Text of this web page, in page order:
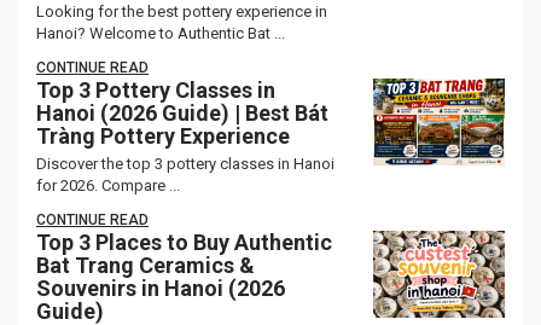
Looking for the best pottery experience in
Hanoi? Welcome to Authentic Bat ...
CONTINUE READ
Top 3 Pottery Classes in
Hanoi (2026 Guide) | Best Bát
Tràng Pottery Experience
Discover the top 3 pottery classes in Hanoi
for 2026. Compare ...
CONTINUE READ
Top 3 Places to Buy Authentic
Bat Trang Ceramics &
Souvenirs in Hanoi (2026
Guide)